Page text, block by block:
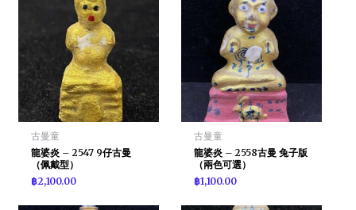
古曼童
龍婆炎 – 2547 9仔古曼
（佩戴型）
฿2,100.00
古曼童
龍婆炎 – 2558古曼 兔子版
（兩色可選）
฿1,100.00